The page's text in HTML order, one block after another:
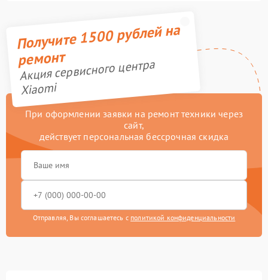
Получите 1500 рублей на
ремонт
Акция сервисного центра
Xiaomi
При оформлении заявки на ремонт техники через
сайт,
действует персональная бессрочная скидка
Отправляя, Вы соглашаетесь с политикой конфиденциальности